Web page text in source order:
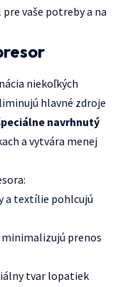
vaše potreby a na
niekoľkých
hlavné zdroje
navrhnutý
a vytvára menej
a textílie pohlcujú
prenos
tvar lopatiek